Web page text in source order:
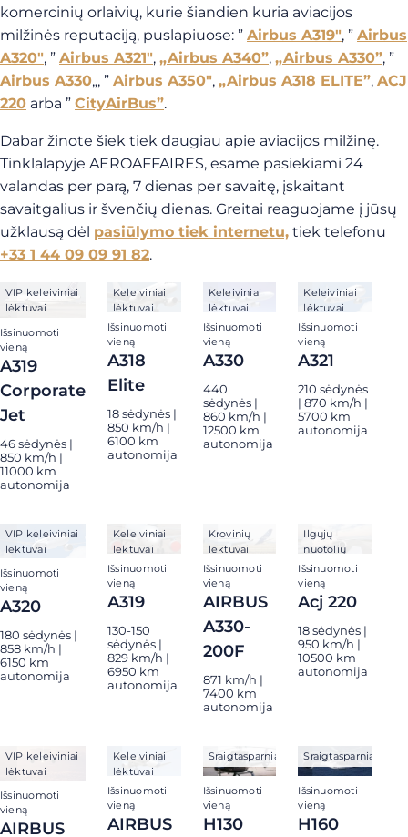
komercinių orlaivių, kurie šiandien kuria aviacijos
milžinės reputaciją, puslapiuose: ” Airbus A319″, ” Airbus
A320″, ” Airbus A321″, „Airbus A340”, „Airbus A330”, ”
Airbus A330„, ” Airbus A350″, „Airbus A318 ELITE”, ACJ
220 arba ” CityAirBus”.
Dabar žinote šiek tiek daugiau apie aviacijos milžinę.
Tinklalapyje AEROAFFAIRES, esame pasiekiami 24
valandas per parą, 7 dienas per savaitę, įskaitant
savaitgalius ir švenčių dienas. Greitai reaguojame į jūsų
užklausą dėl pasiūlymo tiek internetu, tiek telefonu
+33 1 44 09 09 91 82.
VIP keleiviniai
lėktuvai
Išsinuomoti
vieną
A319
Corporate
Jet
46 sėdynės |
850 km/h |
11000 km
autonomija
Keleiviniai
lėktuvai
Išsinuomoti
vieną
A318
Elite
18 sėdynės |
850 km/h |
6100 km
autonomija
Keleiviniai
lėktuvai
Išsinuomoti
vieną
A330
440
sėdynės |
860 km/h |
12500 km
autonomija
Keleiviniai
lėktuvai
Išsinuomoti
vieną
A321
210 sėdynės
| 870 km/h |
5700 km
autonomija
VIP keleiviniai
lėktuvai
Išsinuomoti
vieną
A320
180 sėdynės |
858 km/h |
6150 km
autonomija
Keleiviniai
lėktuvai
Išsinuomoti
vieną
A319
130-150
sėdynės |
829 km/h |
6950 km
autonomija
Krovinių
lėktuvai
Išsinuomoti
vieną
AIRBUS
A330-
200F
871 km/h |
7400 km
autonomija
Ilgųjų
nuotolių
privatūs
lėktuvai
Išsinuomoti
vieną
Acj 220
18 sėdynės |
950 km/h |
10500 km
autonomija
VIP keleiviniai
lėktuvai
Išsinuomoti
vieną
AIRBUS
Keleiviniai
lėktuvai
Išsinuomoti
vieną
AIRBUS
Sraigtasparniai
Išsinuomoti
vieną
H130
Sraigtasparniai
Išsinuomoti
vieną
H160